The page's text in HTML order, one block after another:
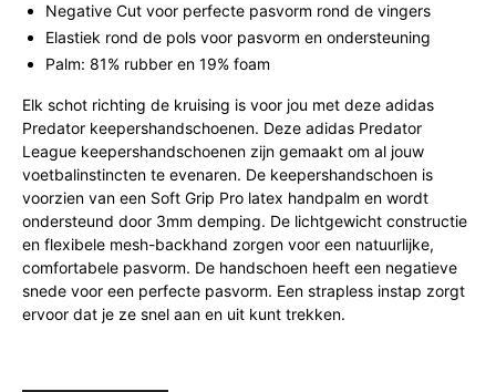
Negative Cut voor perfecte pasvorm rond de vingers
Elastiek rond de pols voor pasvorm en ondersteuning
Palm: 81% rubber en 19% foam
Elk schot richting de kruising is voor jou met deze adidas
Predator keepershandschoenen. Deze adidas Predator
League keepershandschoenen zijn gemaakt om al jouw
voetbalinstincten te evenaren. De keepershandschoen is
voorzien van een Soft Grip Pro latex handpalm en wordt
ondersteund door 3mm demping. De lichtgewicht constructie
en flexibele mesh-backhand zorgen voor een natuurlijke,
comfortabele pasvorm. De handschoen heeft een negatieve
snede voor een perfecte pasvorm. Een strapless instap zorgt
ervoor dat je ze snel aan en uit kunt trekken.